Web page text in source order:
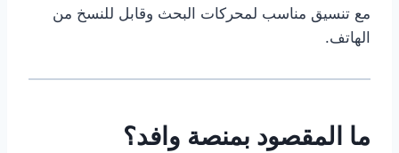
مع تنسيق مناسب لمحركات البحث وقابل للنسخ من
الهاتف.
ما المقصود بمنصة وافد؟